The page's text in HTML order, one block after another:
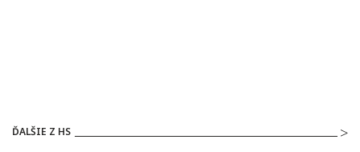
ĎALŠIE Z HS